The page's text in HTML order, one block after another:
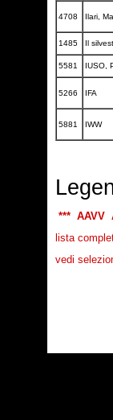
4708 Ilari,
1485 Il
5581 IUSO,
5266 IFA
5881 IWW
*** AAVV
lista
vedi